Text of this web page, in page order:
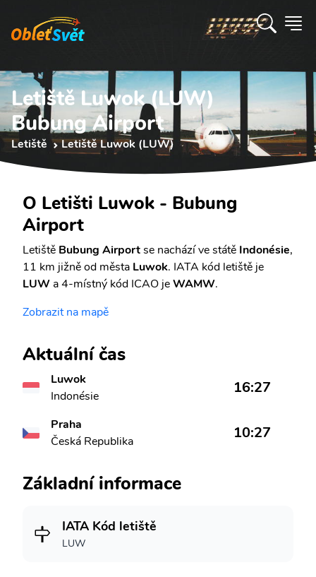
Letiště Luwok (LUW)
Bubung Airport
Letiště Letiště Luwok (LUW)
O Letišti Luwok - Bubung
Airport
Letiště Bubung Airportse nachází ve státě Indonésie,
11 km jižně od města Luwok. IATA kód letiště je
LUW a 4-místný kód ICAO jeWAMW.
Zobrazit na mapě
Aktuální čas
Luwok
Indonésie
16:27
Praha
Česká Republika
10:27
Základní informace
IATA Kód letiště
LUW